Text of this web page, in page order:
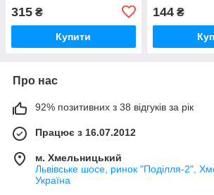
315 ₴
Купити
144₴
Про нас
92% позитивних з 38 відгуків за рік
Працює з 16.07.2012
м. Хмельницький
Львівське шосе, ринок "Поділля-2",
Україна